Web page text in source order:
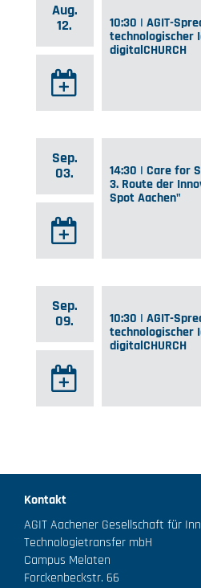
Aug.
12.
10:30 | AGIT-
technologischer
digitalCHURCH
Sep.
03.
14:30 | Care for
3. Route der
Spot Aachen"
Sep.
09.
10:30 | AGIT-
technologischer
digitalCHURCH
Kontakt
AGIT Aachener Gesellschaft für
Technologietransfer mbH
Campus Melaten
Forckenbeckstr. 66